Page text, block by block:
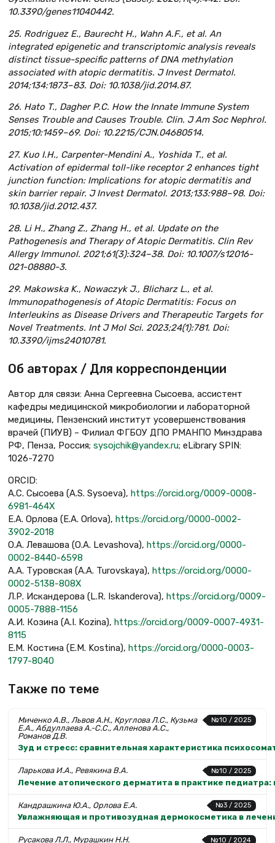
10.3390/genes11040442.
25. Rodriguez E., Baurecht H., Wahn A.F., et al. An
integrated epigenetic and transcriptomic analysis reveals
distinct tissue-specific patterns of DNA methylation
associated with atopic dermatitis. J Invest Dermatol.
2014;134:1873–83. Doi: 10.1038/jid.2014.87.
26. Hato T., Dagher P.C. How the Innate Immune System
Senses Trouble and Causes Trouble. Clin. J Am Soc Nephrol.
2015;10:1459–69. Doi: 10.2215/CJN.04680514.
27. Kuo I.H., Carpenter-Mendini A., Yoshida T., et al.
Activation of epidermal toll-like receptor 2 enhances tight
junction function: Implications for atopic dermatitis and
skin barrier repair. J Invest Dermatol. 2013;133:988–98. Doi:
10.1038/jid.2012.437.
28. Li H., Zhang Z., Zhang H., et al. Update on the
Pathogenesis and Therapy of Atopic Dermatitis. Clin Rev
Allergy Immunol. 2021;61(3):324–38. Doi: 10.1007/s12016-
021-08880-3.
29. Makowska K., Nowaczyk J., Blicharz L., et al.
Immunopathogenesis of Atopic Dermatitis: Focus on
Interleukins as Disease Drivers and Therapeutic Targets for
Novel Treatments. Int J Mol Sci. 2023;24(1):781. Doi:
10.3390/ijms24010781.
Об авторах / Для корреспонденции
Автор для связи: Анна Сергеевна Сысоева, ассистент
кафедры медицинской микробиологии и лабораторной
медицины, Пензенский институт усовершенствования
врачей (ПИУВ) – Филиал ФГБОУ ДПО РМАНПО Минздрава
РФ, Пенза, Россия; sysojchik@yandex.ru; eLibrary SPIN:
1026-7270
ORCID:
А.С. Сысоева (A.S. Sysoeva), https://orcid.org/0009-0008-
6981-464X
Е.А. Орлова (E.A. Orlova), https://orcid.org/0000-0002-
3902-2018
О.А. Левашова (О.А. Levashova), https://orcid.org/0000-
0002-8440-6598
А.А. Туровская (A.A. Turovskaya), https://orcid.org/0000-
0002-5138-808X
Л.Р. Искандерова (L.R. Iskanderova), https://orcid.org/0009-
0005-7888-1156
А.И. Козина (A.I. Kozina), https://orcid.org/0009-0007-4931-
8115
Е.М. Костина (E.M. Kostina), https://orcid.org/0000-0003-
1797-8040
Также по теме
№10 / 2025
Миченко А.В., Львов А.Н., Круглова Л.С., Кузьма
Е.А., Абдуллаева А.-С.С., Алленова А.С.,
Романов Д.В.
Зуд и стресс: сравнительная характеристика
№10 / 2025
Ларькова И.А., Ревякина В.А.
Лечение атопического дерматита в практике
№3 / 2025
Кандрашкина Ю.А., Орлова Е.А.
Увлажняющая и противозудная дермокосметика в
№10 / 2024
Русакова Л.Л., Мурашкин Н.Н.